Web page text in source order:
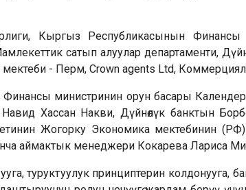
Кыргыз Республикасынын Финансы
сатып алуулар департаменти,
- Перм, Сrown agents Ltd,
министринин орун басары
Навид Хассан Накви, Дүйнөлүк банктын
Жогорку Экономика мектебинин
аймактык менеджери Кокарева Лариса
туруктуулук принциптерин